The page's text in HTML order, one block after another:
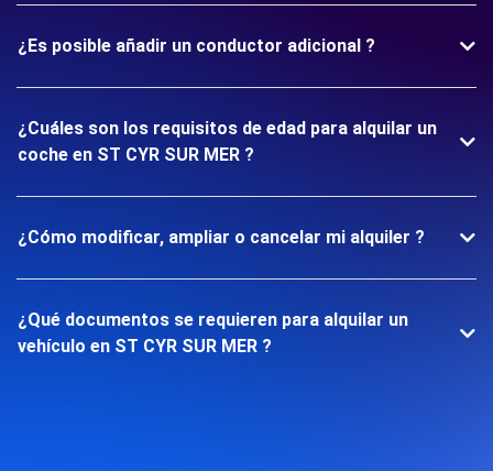
¿Es posible añadir un conductor adicional ?
¿Cuáles son los requisitos de edad para alquilar un
coche en ST CYR SUR MER ?
¿Cómo modificar, ampliar o cancelar mi alquiler ?
¿Qué documentos se requieren para alquilar un
vehículo en ST CYR SUR MER ?